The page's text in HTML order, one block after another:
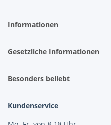
Informationen
Gesetzliche Informationen
Besonders beliebt
Kundenservice